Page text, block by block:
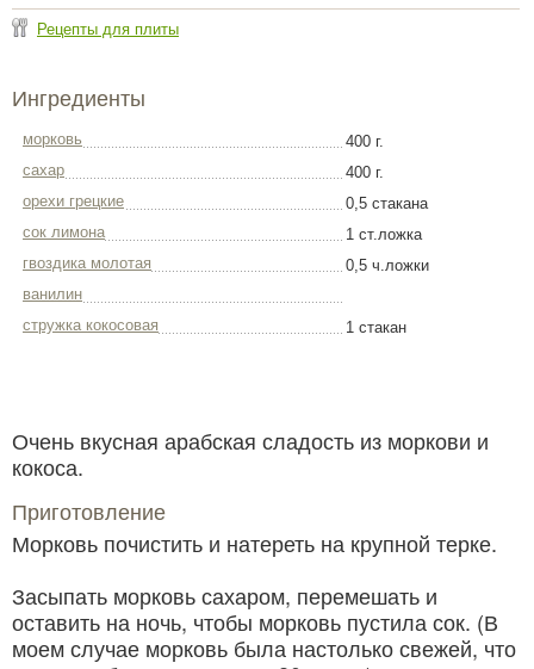
Рецепты для плиты
Ингредиенты
морковь
400 г.
сахар
400 г.
орехи грецкие
0,5 стакана
сок лимона
1 ст.ложка
гвоздика молотая
0,5 ч.ложки
ванилин
стружка кокосовая
1 стакан
Очень вкусная арабская сладость из моркови и
кокоса.
Приготовление
Морковь почистить и натереть на крупной терке.
Засыпать морковь сахаром, перемешать и
оставить на ночь, чтобы морковь пустила сок. (В
моем случае морковь была настолько свежей, что